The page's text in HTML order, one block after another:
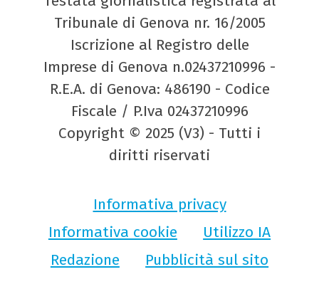
Tribunale di Genova nr. 16/2005
Iscrizione al Registro delle
Imprese di Genova n.02437210996 -
R.E.A. di Genova: 486190 - Codice
Fiscale / P.Iva 02437210996
Copyright © 2025 (V3) - Tutti i
diritti riservati
Informativa privacy
Informativa cookie
Utilizzo IA
Redazione
Pubblicità sul sito